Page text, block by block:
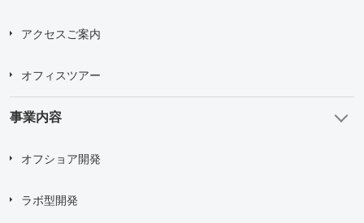
すべての*必須項目に入力してください。
問い合わせにあたり、「個人情報の取り扱い について」に
同意する
アクセスご案内
オフィスツアー
事業内容
オフショア開発
ラボ型開発